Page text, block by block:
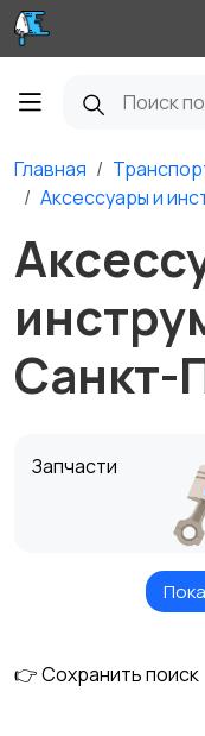
Главная
Аксессуары и
Санкт-
Запчасти
Масла и
👉 Сохранить поиск